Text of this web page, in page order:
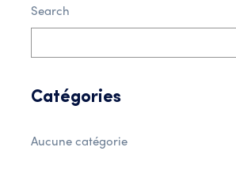
Search
Catégories
Aucune catégorie